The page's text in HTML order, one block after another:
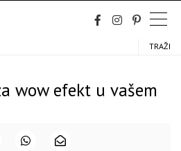
TRAŽI
wow efekt u vašem